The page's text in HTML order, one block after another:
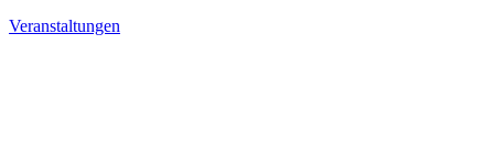
Veranstaltungen